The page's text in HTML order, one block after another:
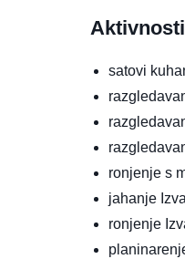
Aktivnosti
satovi
ronjenje s
jahanje
ronjenje